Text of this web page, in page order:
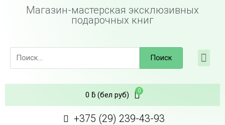
Магазин-мастерская эксклюзивных
подарочных книг
Поиск
0 ƃ(бел руб)
+375 (29) 239-43-93